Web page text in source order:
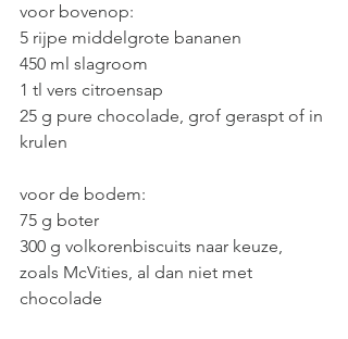
voor bovenop:
5 rijpe middelgrote bananen
450 ml slagroom
1 tl vers citroensap
25 g pure chocolade, grof geraspt of in
krulen
voor de bodem:
75 g boter
300 g volkorenbiscuits naar keuze,
zoals McVities, al dan niet met
chocolade